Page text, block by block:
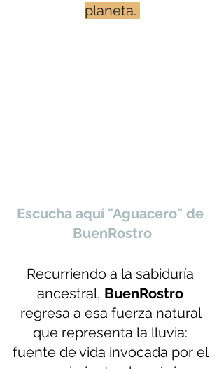
planeta.
Escucha aquí "Aguacero" de
BuenRostro
Recurriendo a la sabiduría
ancestral, BuenRostro
regresa a esa fuerza natural
que representa la lluvia:
fuente de vida invocada por el